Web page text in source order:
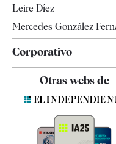
Leire Díez
Mercedes González
Corporativo
Otras webs de